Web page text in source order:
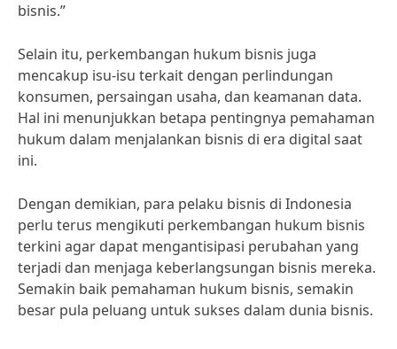
bisnis.”
Selain itu, perkembangan hukum bisnis juga
mencakup isu-isu terkait dengan perlindungan
konsumen, persaingan usaha, dan keamanan data.
Hal ini menunjukkan betapa pentingnya pemahaman
hukum dalam menjalankan bisnis di era digital saat
ini.
Dengan demikian, para pelaku bisnis di Indonesia
perlu terus mengikuti perkembangan hukum bisnis
terkini agar dapat mengantisipasi perubahan yang
terjadi dan menjaga keberlangsungan bisnis mereka.
Semakin baik pemahaman hukum bisnis, semakin
besar pula peluang untuk sukses dalam dunia bisnis.